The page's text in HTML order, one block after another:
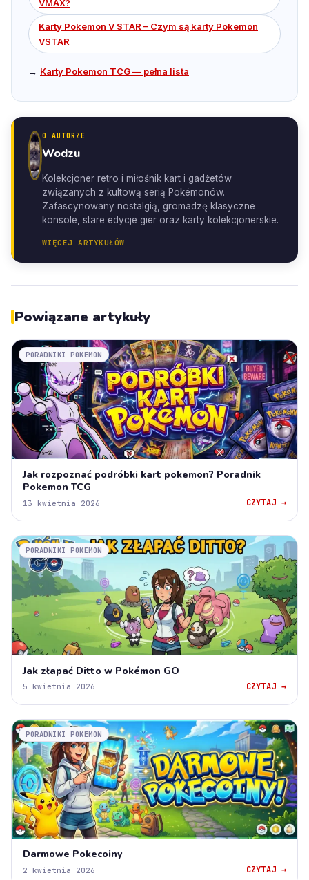
VMAX?
Karty Pokemon V STAR – Czym są karty Pokemon
VSTAR
→ Karty Pokemon TCG — pełna lista
O AUTORZE
Wodzu
Kolekcjoner retro i miłośnik kart i gadżetów
związanych z kultową serią Pokémonów.
Zafascynowany nostalgią, gromadzę klasyczne
konsole, stare edycje gier oraz karty kolekcjonerskie.
WIĘCEJ ARTYKUŁÓW
Powiązane artykuły
PORADNIKI POKEMON
Jak rozpoznać podróbki kart pokemon? Poradnik
Pokemon TCG
13 kwietnia 2026 CZYTAJ →
PORADNIKI POKEMON
Jak złapać Ditto w Pokémon GO
5 kwietnia 2026 CZYTAJ →
PORADNIKI POKEMON
Darmowe Pokecoiny
2 kwietnia 2026 CZYTAJ →